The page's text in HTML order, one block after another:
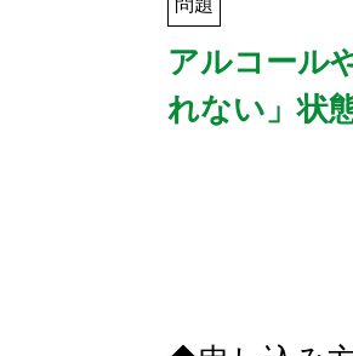
問題
アルコール
れない」状